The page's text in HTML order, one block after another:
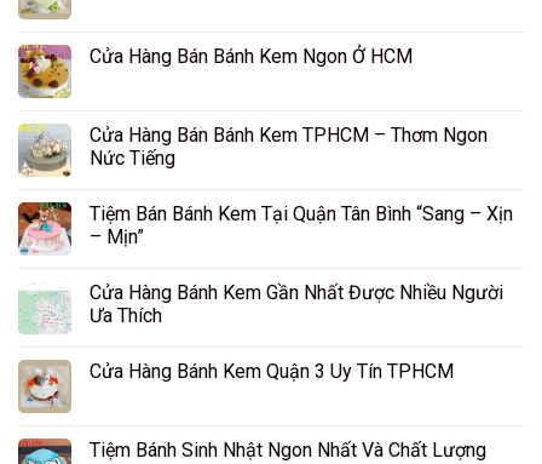
Cửa Hàng Bán Bánh Kem Ngon Ở HCM
Cửa Hàng Bán Bánh Kem TPHCM – Thơm Ngon
Nức Tiếng
Tiệm Bán Bánh Kem Tại Quận Tân Bình “Sang – Xịn
– Mịn”
Cửa Hàng Bánh Kem Gần Nhất Được Nhiều Người
Ưa Thích
Cửa Hàng Bánh Kem Quận 3 Uy Tín TPHCM
Tiệm Bánh Sinh Nhật Ngon Nhất Và Chất Lượng